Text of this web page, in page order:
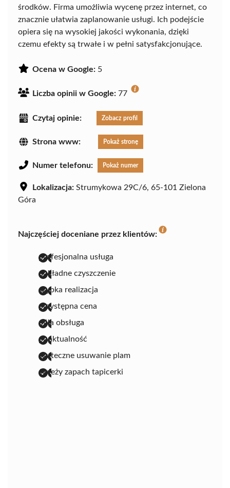
środków. Firma umożliwia wycenę przez internet, co
znacznie ułatwia zaplanowanie usługi. Ich podejście
opiera się na wysokiej jakości wykonania, dzięki
czemu efekty są trwałe i w pełni satysfakcjonujące.
Ocena w Google: 5
Liczba opinii w Google: 77
Czytaj opinie: Zobacz profil
Strona www: Pokaż stronę
Numer telefonu: Pokaż numer
Lokalizacja: Strumykowa 29C/6, 65-101 Zielona
Góra
Najczęściej doceniane przez klientów:
profesjonalna usługa
dokładne czyszczenie
szybka realizacja
przystępna cena
miła obsługa
punktualność
skuteczne usuwanie plam
świeży zapach tapicerki